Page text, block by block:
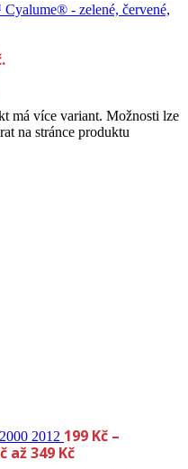
- zelené, červené,
má více variant. Možnosti lze
na stránce produktu
2012 199 Kč –
až 349 Kč